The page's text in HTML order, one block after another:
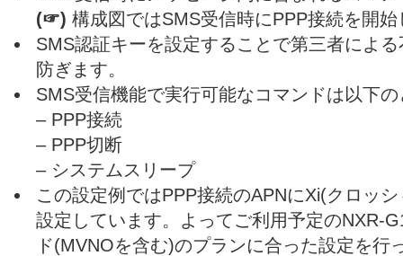
(☞) 構成図ではSMS受信時にPPP接続を開始
SMS認証キーを設定することで第三者によ
防ぎます。
SMS受信機能で実行可能なコマンドは以下
– PPP接続
– PPP切断
– システムスリープ
この設定例ではPPP接続のAPNにXi(クロッ
設定しています。よってご利用予定のNXR-
ド(MVNOを含む)のプランに合った設定を行